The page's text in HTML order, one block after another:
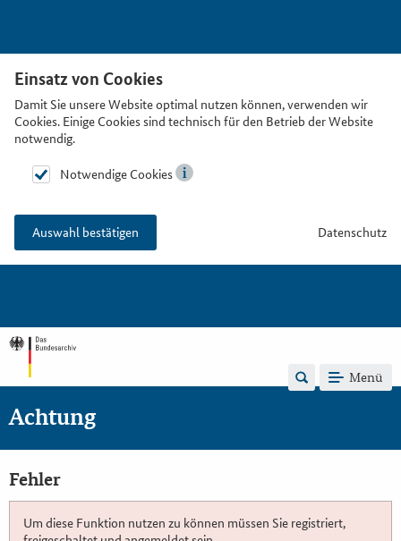
Einsatz von Cookies
Damit Sie unsere Website optimal nutzen können, verwenden wir
Cookies. Einige Cookies sind technisch für den Betrieb der Website
notwendig.
Notwendige Cookies
Auswahl bestätigen Datenschutz
Menü
Achtung
Fehler
Um diese Funktion nutzen zu können müssen Sie registriert,